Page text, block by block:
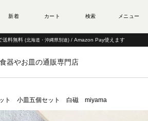
送料無料 (北海道・沖縄県別途) / Amazon Pay使えます
器やお皿の通販専門店
ト 小皿五個セット 白磁 miyama